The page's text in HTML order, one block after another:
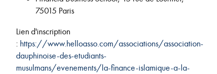
75015 Paris
Lien d'inscription
: https://www.helloasso.com/associations/association-
dauphinoise-des-etudiants-
musulmans/evenements/la-finance-islamique-a-la-